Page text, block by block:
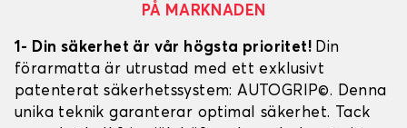
PÅ MARKNADEN
1- Din säkerhet är vår högsta prioritet! Din
förarmatta är utrustad med ett exklusivt
patenterat säkerhetssystem: AUTOGRIP©. Denna
unika teknik garanterar optimal säkerhet. Tack